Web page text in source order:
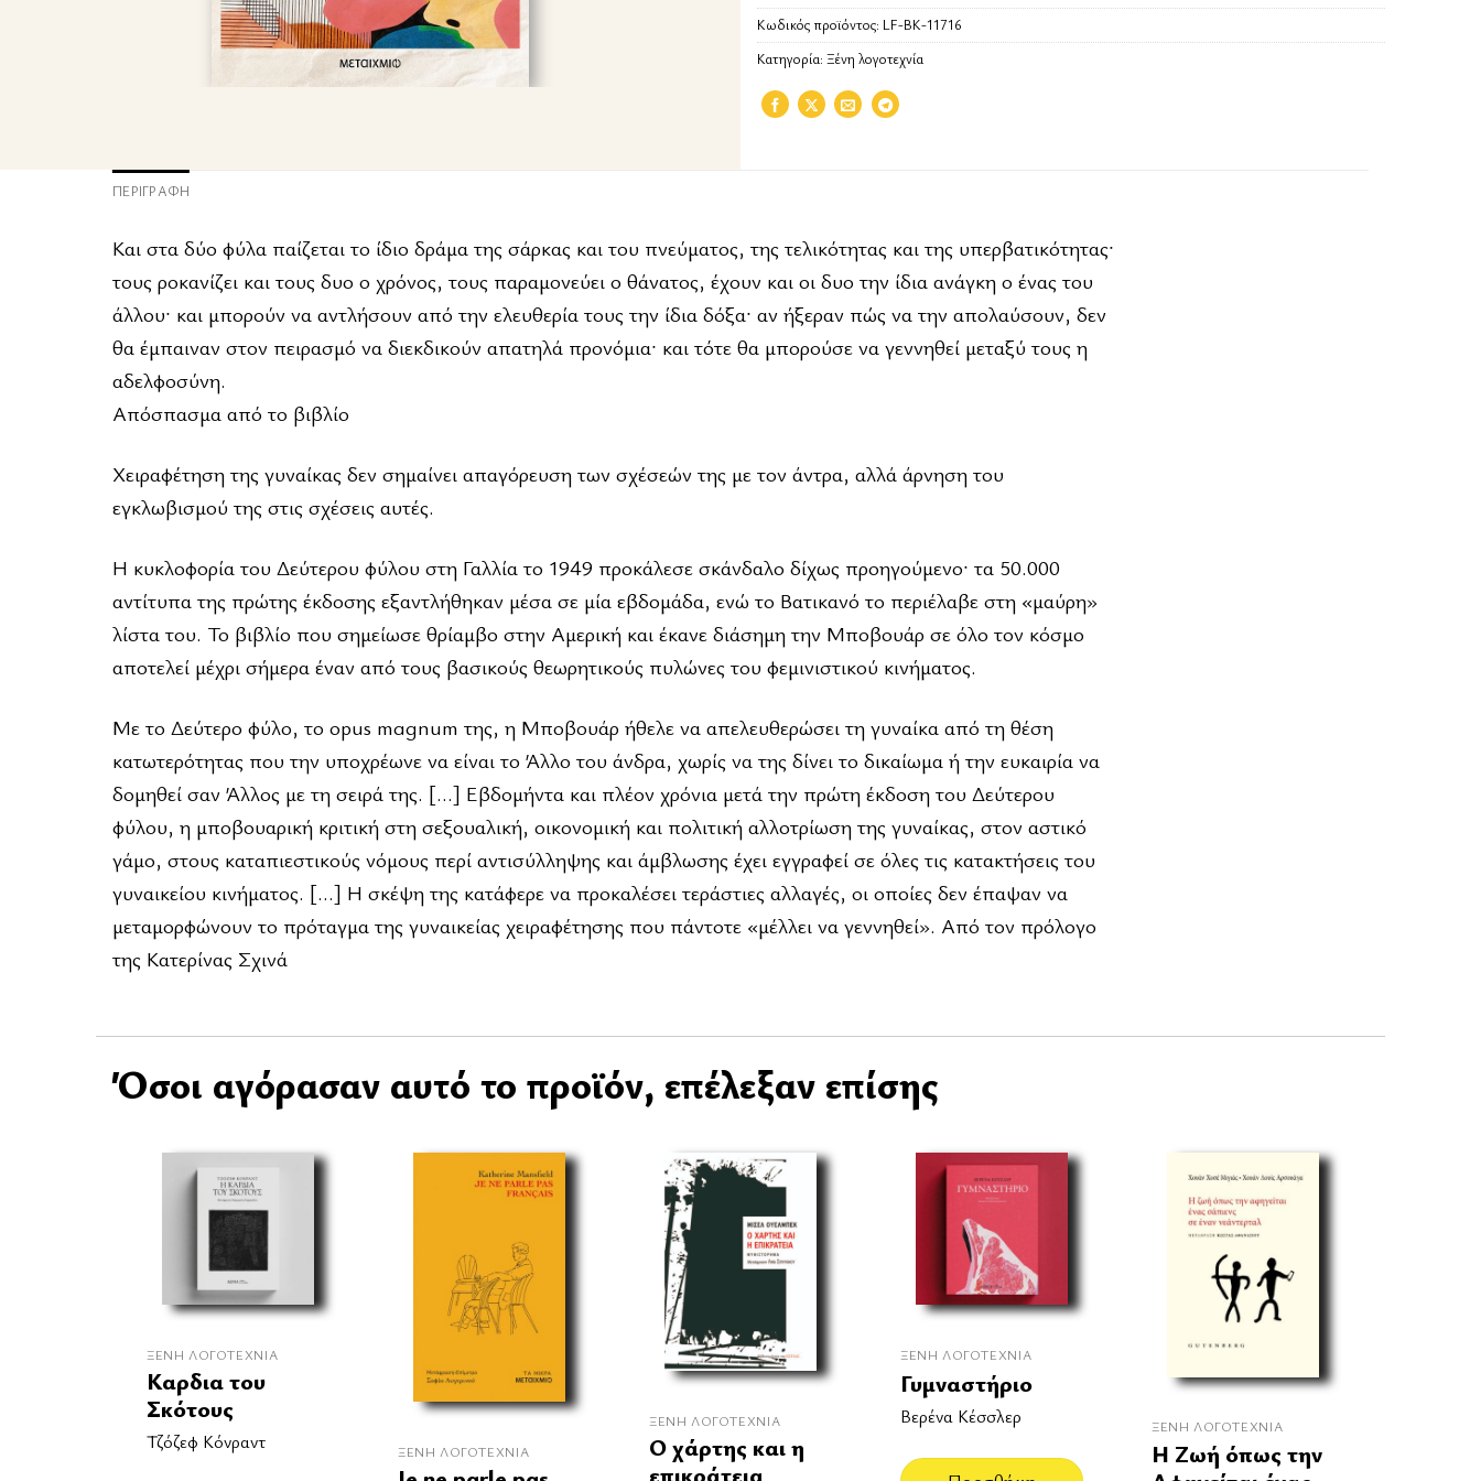
Κωδικός προϊόντος: LF-BK-11716
Κατηγορία: Ξένη λογοτεχνία
ΠΕΡΙΓΡΑΦΉ
Και στα δύο φύλα παίζεται το ίδιο δράμα της σάρκας και του πνεύματος, της τελικότητας και της υπερβατικότητας·
τους ροκανίζει και τους δυο ο χρόνος, τους παραμονεύει ο θάνατος, έχουν και οι δυο την ίδια ανάγκη ο ένας του
άλλου· και μπορούν να αντλήσουν από την ελευθερία τους την ίδια δόξα· αν ήξεραν πώς να την απολαύσουν, δεν
θα έμπαιναν στον πειρασμό να διεκδικούν απατηλά προνόμια· και τότε θα μπορούσε να γεννηθεί μεταξύ τους η
αδελφοσύνη.
Απόσπασμα από το βιβλίο
Χειραφέτηση της γυναίκας δεν σημαίνει απαγόρευση των σχέσεών της με τον άντρα, αλλά άρνηση του
εγκλωβισμού της στις σχέσεις αυτές.
Η κυκλοφορία του Δεύτερου φύλου στη Γαλλία το 1949 προκάλεσε σκάνδαλο δίχως προηγούμενο· τα 50.000
αντίτυπα της πρώτης έκδοσης εξαντλήθηκαν μέσα σε μία εβδομάδα, ενώ το Βατικανό το περιέλαβε στη «μαύρη»
λίστα του. Το βιβλίο που σημείωσε θρίαμβο στην Αμερική και έκανε διάσημη την Μποβουάρ σε όλο τον κόσμο
αποτελεί μέχρι σήμερα έναν από τους βασικούς θεωρητικούς πυλώνες του φεμινιστικού κινήματος.
Με τo Δεύτερο φύλο, το opus magnum της, η Μποβουάρ ήθελε να απελευθερώσει τη γυναίκα από τη θέση
κατωτερότητας που την υποχρέωνε να είναι το Άλλο του άνδρα, χωρίς να της δίνει το δικαίωμα ή την ευκαιρία να
δομηθεί σαν Άλλος με τη σειρά της. […] Εβδομήντα και πλέον χρόνια μετά την πρώτη έκδοση του Δεύτερου
φύλου, η μποβουαρική κριτική στη σεξουαλική, οικονομική και πολιτική αλλοτρίωση της γυναίκας, στον αστικό
γάμο, στους καταπιεστικούς νόμους περί αντισύλληψης και άμβλωσης έχει εγγραφεί σε όλες τις κατακτήσεις του
γυναικείου κινήματος. […] Η σκέψη της κατάφερε να προκαλέσει τεράστιες αλλαγές, οι οποίες δεν έπαψαν να
μεταμορφώνουν το πρόταγμα της γυναικείας χειραφέτησης που πάντοτε «μέλλει να γεννηθεί». Από τον πρόλογο
της Κατερίνας Σχινά
Όσοι αγόρασαν αυτό το προϊόν, επέλεξαν επίσης
ΞΈΝΗ ΛΟΓΟΤΕΧΝΊΑ
Καρδια του
Σκότους
Τζόζεφ Κόνραντ ΞΈΝΗ ΛΟΓΟΤΕΧΝΊΑ
ΞΈΝΗ ΛΟΓΟΤΕΧΝΊΑ
Ο χάρτης και η
επικράτεια
ΞΈΝΗ ΛΟΓΟΤΕΧΝΊΑ
Γυμναστήριο
Βερένα Κέσσλερ ΞΈΝΗ ΛΟΓΟΤΕΧΝΊΑ
Η Ζωή όπως την